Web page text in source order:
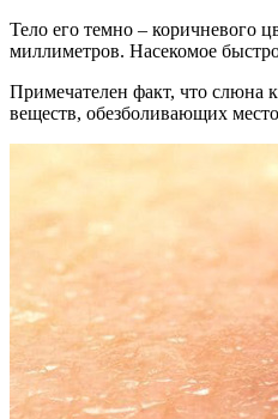
Тело его темно – коричневого
миллиметров. Насекомое
Примечателен факт, что слюна
веществ, обезболивающих